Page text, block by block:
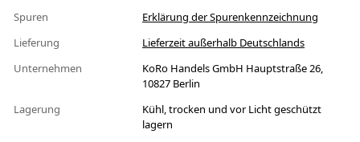
Spuren
Erklärung der Spurenkennzeichnung
Lieferung
Lieferzeit außerhalb Deutschlands
Unternehmen
KoRo Handels GmbH Hauptstraße 26,
10827 Berlin
Lagerung
Kühl, trocken und vor Licht geschützt
lagern